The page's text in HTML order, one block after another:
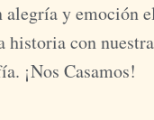
alegría y emoción
historia con
¡Nos Casamos!